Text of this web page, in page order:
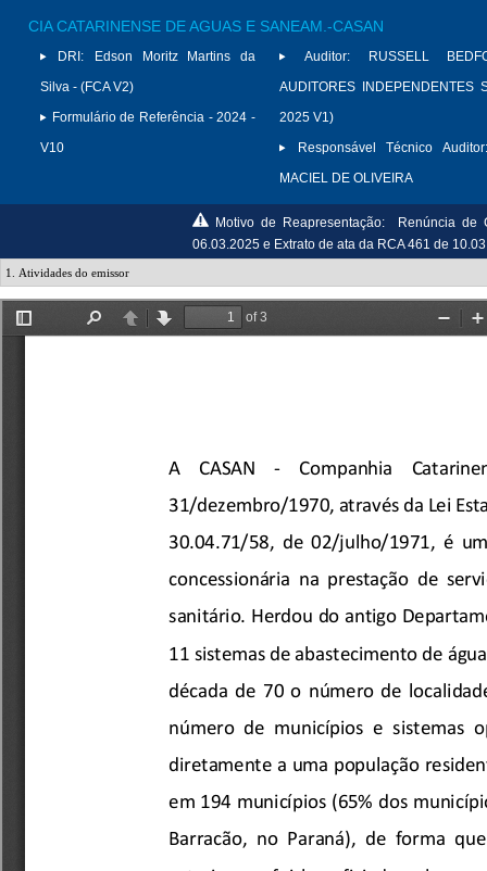
CIA CATARINENSE DE AGUAS E SANEAM.-CASAN
DRI:
Edson Moritz Martins da
Silva - (FCA V2)
Formulário de Referência - 2024 -
V10
Auditor:
RUSSELL
AUDITORES INDEPENDENTES
2025 V1)
Responsável Técnico Auditor:
MACIEL DE OLIVEIRA
Motivo de Reapresentação:
Renúncia de
06.03.2025 e Extrato de ata da RCA 461 de